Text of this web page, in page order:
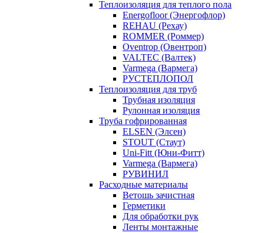
Теплоизоляция для теплого пола
Energofloor (Энергофлор)
REHAU (Рехау)
ROMMER (Роммер)
Oventrop (Овентроп)
VALTEC (Валтек)
Varmega (Вармега)
РУСТЕПЛОПОЛ
Теплоизоляция для труб
Трубная изоляция
Рулонная изоляция
Труба гофрированная
ELSEN (Элсен)
STOUT (Стаут)
Uni-Fitt (Юни-Фитт)
Varmega (Вармега)
РУВИНИЛ
Расходные материалы
Ветошь зачистная
Герметики
Для обработки рук
Ленты монтажные